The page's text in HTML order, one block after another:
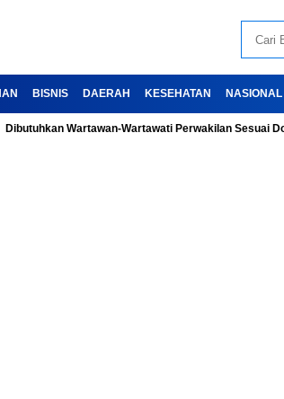
BISNIS DAERAH KESEHATAN NASIONAL
Wartawan-Wartawati Perwakilan Sesuai